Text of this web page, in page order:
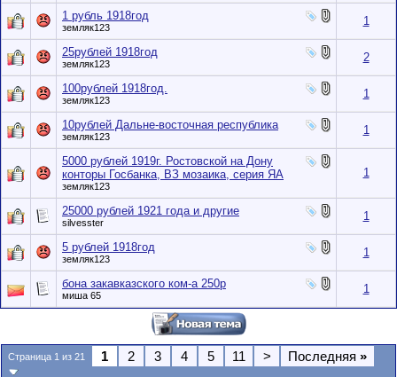
1 рубль 1918год
земляк123 1
25рублей 1918год
земляк123 2
100рублей 1918год.
земляк123 1
10рублей Дальне-восточная республика
земляк123 1
5000 рублей 1919г. Ростовской на Дону
конторы Госбанка, ВЗ мозаика, серия ЯА
земляк123
1
25000 рублей 1921 года и другие
silvesster 1
5 рублей 1918год
земляк123 1
бона закавказского ком-а 250р
миша 65 1
Страница 1 из 21 1 2 3 4 5 11 > Последняя »